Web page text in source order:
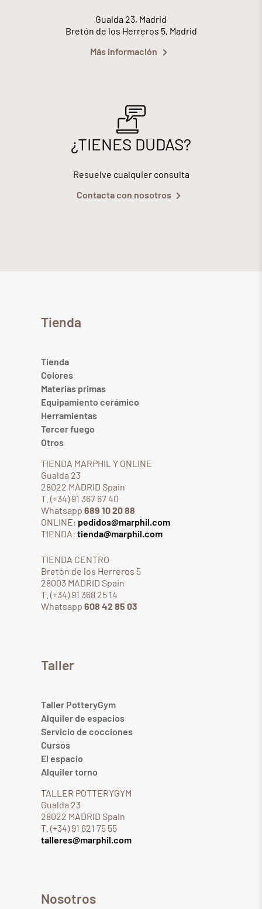
Gualda 23, Madrid
Bretón de los Herreros 5, Madrid
Más información
¿TIENES DUDAS?
Resuelve cualquier consulta
Contacta con nosotros
Tienda
Tienda
Colores
Materias primas
Equipamiento cerámico
Herramientas
Tercer fuego
Otros
TIENDA MARPHIL Y ONLINE
Gualda 23
28022 MADRID Spain
T. (+34) 91 367 67 40
Whatsapp 689 10 20 88
ONLINE: pedidos@marphil.com
TIENDA: tienda@marphil.com
TIENDA CENTRO
Bretón de los Herreros 5
28003 MADRID Spain
T. (+34) 91 368 25 14
Whatsapp 608 42 85 03
Taller
Taller PotteryGym
Alquiler de espacios
Servicio de cocciones
Cursos
El espacio
Alquiler torno
TALLER POTTERYGYM
Gualda 23
28022 MADRID Spain
T. (+34) 91 621 75 55
talleres@marphil.com
Nosotros